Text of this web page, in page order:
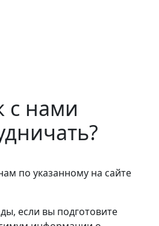
с нами
по указанному на сайте
если вы подготовите